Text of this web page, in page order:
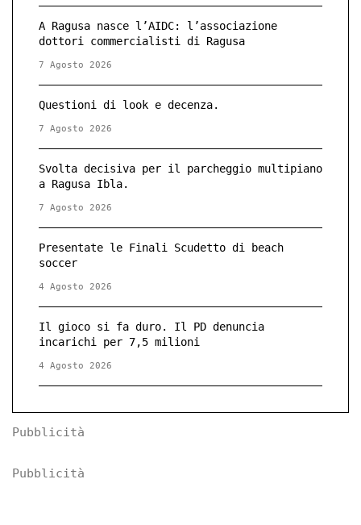
A Ragusa nasce l’AIDC: l’associazione
dottori commercialisti di Ragusa
7 Agosto 2026
Questioni di look e decenza.
7 Agosto 2026
Svolta decisiva per il parcheggio multipiano
a Ragusa Ibla.
7 Agosto 2026
Presentate le Finali Scudetto di beach
soccer
4 Agosto 2026
Il gioco si fa duro. Il PD denuncia
incarichi per 7,5 milioni
4 Agosto 2026
Pubblicità
Pubblicità